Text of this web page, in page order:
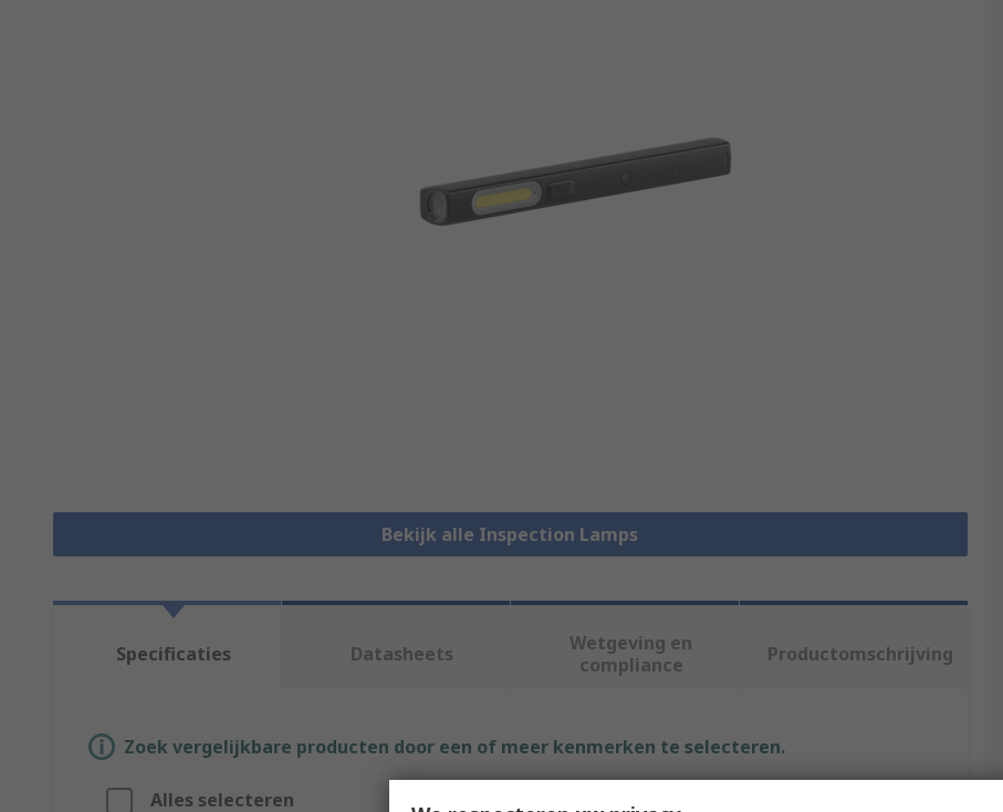
Bekijk alle Inspection Lamps
Specificaties Datasheets
Wetgeving en
compliance
Productomschrijving
Zoek vergelijkbare producten door een of meer kenmerken te selecteren.
Alles selecteren